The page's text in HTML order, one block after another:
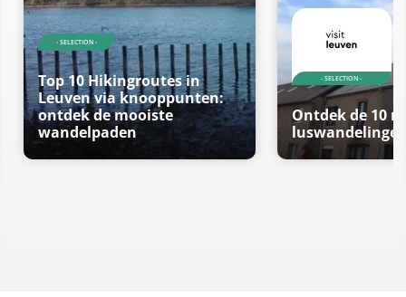
- SELECTION -
Top 10 Hikingroutes in
Leuven via knooppunten:
ontdek de mooiste
wandelpaden
- SELECTION -
Ontdek de 10